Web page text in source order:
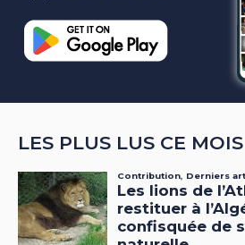
LES PLUS LUS CE MOIS